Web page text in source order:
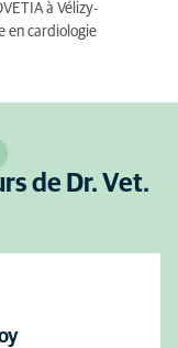
à Vélizy-
en cardiologie
de Dr. Vet.